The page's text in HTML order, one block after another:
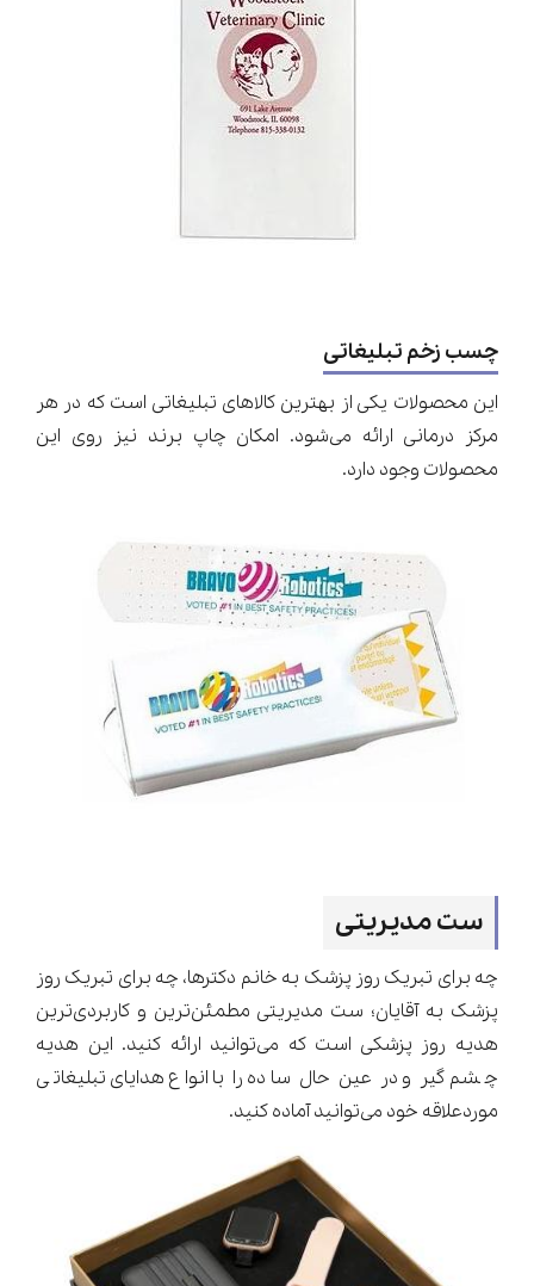
چسب زخم تبلیغاتی
این محصولات یکی از بهترین کالاهای تبلیغاتی است که در هر
مرکز درمانی ارائه می‌شود. امکان چاپ برند نیز روی این
محصولات وجود دارد.
ست مدیریتی
چه برای تبریک روز پزشک به خانم دکترها، چه برای تبریک روز
پزشک به آقایان؛ ست مدیریتی مطمئن‌ترین و کاربردی‌ترین
هدیه روز پزشکی است که می‌توانید ارائه کنید. این هدیه
چشم‌گیر و در عین حال ساده را با انواع هدایای تبلیغاتی
موردعلاقه خود می‌توانید آماده کنید.